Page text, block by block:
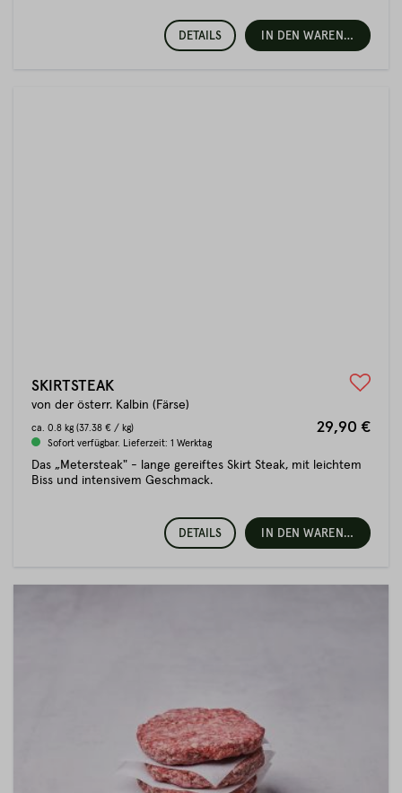
DETAILS IN DEN WARENKORB
SKIRTSTEAK
von der österr. Kalbin (Färse)
ca. 0.8 kg (37.38 € / kg) 29,90 €
Sofort verfügbar. Lieferzeit: 1 Werktag
Das „Metersteak" - lange gereiftes Skirt Steak, mit leichtem
Biss und intensivem Geschmack.
DETAILS IN DEN WARENKORB